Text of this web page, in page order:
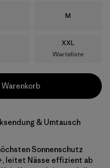
Größe
M
Größe
XXL
Warteliste
Warenkorb
& Umtausch
Sonnenschutz
leitet Nässe effizient ab